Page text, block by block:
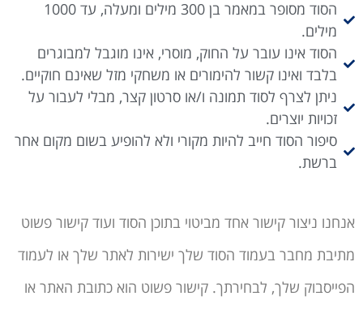
הסוד מסופר במאמר בן 300 מילים ומעלה, עד 1000
מילים.
הסוד אינו עובר על החוק, מוסרי, אינו מוגבל למבוגרים
בלבד ואינו קשור להימורים או משחקי מזל שאינם חוקיים.
ניתן לצרף לסוד תמונה ו/או סרטון קצר, מבלי לעבור על
זכויות יוצרים.
סיפור הסוד חייב להיות מקורי ולא להופיע בשום מקום אחר
ברשת.
אנחנו ניצור קישור אחד מביטוי בתוכן הסוד ועוד קישור פשוט
מתיבת מחבר בעמוד הסוד שלך ישירות לאתר שלך או לעמוד
הפייסבוק שלך, לבחירתך. קישור פשוט הוא כתובת האתר או